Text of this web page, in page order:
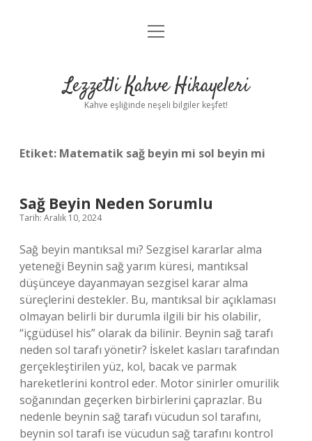
Anasayfa
Yasal Uyarı
menüyü
Lezzetli Kahve Hikayeleri
Kahve eşliğinde neşeli bilgiler keşfet!
Etiket: Matematik sağ beyin mi sol beyin mi
Sağ Beyin Neden Sorumlu
Tarih: Aralık 10, 2024
Sağ beyin mantıksal mı? Sezgisel kararlar alma
yeteneği Beynin sağ yarım küresi, mantıksal
düşünceye dayanmayan sezgisel karar alma
süreçlerini destekler. Bu, mantıksal bir açıklaması
olmayan belirli bir durumla ilgili bir his olabilir,
“içgüdüsel his” olarak da bilinir. Beynin sağ tarafı
neden sol tarafı yönetir? İskelet kasları tarafından
gerçekleştirilen yüz, kol, bacak ve parmak
hareketlerini kontrol eder. Motor sinirler omurilik
soğanından geçerken birbirlerini çaprazlar. Bu
nedenle beynin sağ tarafı vücudun sol tarafını,
beynin sol tarafı ise vücudun sağ tarafını kontrol